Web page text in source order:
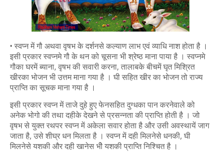
• स्वप्न में गौ अथवा वृषभ के दर्शनसे कल्याण लाभ एवं व्याधि नाश होता है ।
इसी प्रकार स्वप्नमे गौ के थन को चूसना भी श्रेष्ठ माना पाया है । स्वप्नमे
गौका घरमें ब्याना, वृषभ की सवारी करना, तालाबके बीचमें घृत मिश्रित
खीरका भोजन भी उत्तम माना गया है । घी सहित खीर का भोजन तो राज्य
प्राप्ति का सूचक माना गया है ।
इसी प्रकार स्वप्न में ताजे दुहे हुए फेनसहित दुग्धका पान करनेवाले को
अनेक भोगो की तथा दहीके देखने से प्रसन्नता की प्राप्ति होती है । जो
वृषभ से युक्त रथपर स्वप्न में अकेला सवार होता है और उसी अवस्थायें जाग
जाता है, उसे शीघ्र धन मिलता है । स्वप्न में दही मिलनेसे धनकी, घी
मिलनेसे यशकी और दही खानेस भीे यशकी प्राप्ति निश्चित है ।